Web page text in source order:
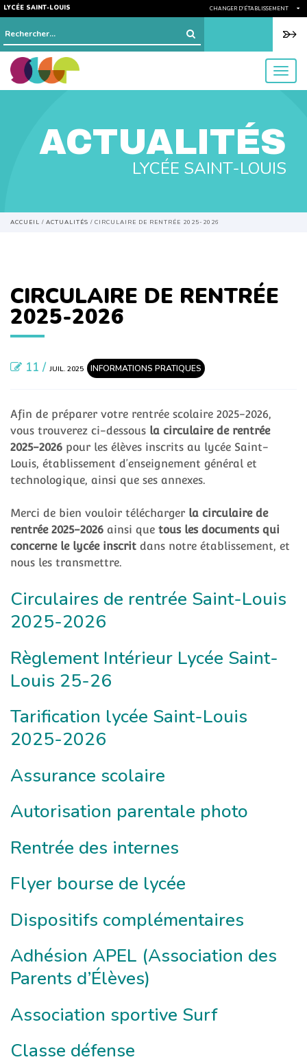
LYCÉE SAINT-LOUIS CHANGER D'ÉTABLISSEMENT
Rechercher :
menu
ACTUALITÉS
LYCÉE SAINT-LOUIS
ACCUEIL / ACTUALITÉS / CIRCULAIRE DE RENTRÉE 2025-2026
CIRCULAIRE DE RENTRÉE
2025-2026
11 / JUIL. 2025 INFORMATIONS PRATIQUES
Afin de préparer votre rentrée scolaire 2025-2026,
vous trouverez ci-dessous la circulaire de rentrée
2025-2026 pour les élèves inscrits au lycée Saint-
Louis, établissement d’enseignement général et
technologique, ainsi que ses annexes.
Merci de bien vouloir télécharger la circulaire de
rentrée 2025-2026 ainsi que tous les documents qui
concerne le lycée inscrit dans notre établissement, et
nous les transmettre.
Circulaires de rentrée Saint-Louis
2025-2026
Règlement Intérieur Lycée Saint-
Louis 25-26
Tarification lycée Saint-Louis
2025-2026
Assurance scolaire
Autorisation parentale photo
Rentrée des internes
Flyer bourse de lycée
Dispositifs complémentaires
Adhésion APEL (Association des
Parents d’Élèves)
Association sportive Surf
Classe défense